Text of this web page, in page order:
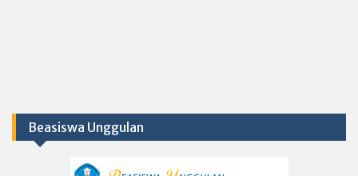
Beasiswa Unggulan